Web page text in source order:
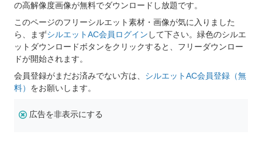
の高解像度画像が無料でダウンロードし放題です。
このページのフリーシルエット素材・画像が気に入りました
ら、まずシルエットAC会員ログイン して下さい。緑色のシルエ
ットダウンロードボタンをクリックすると、フリーダウンロー
ドが開始されます。
会員登録がまだお済みでない方は、 シルエットAC会員登録（無
料） をお願いします。
広告を非表示にする